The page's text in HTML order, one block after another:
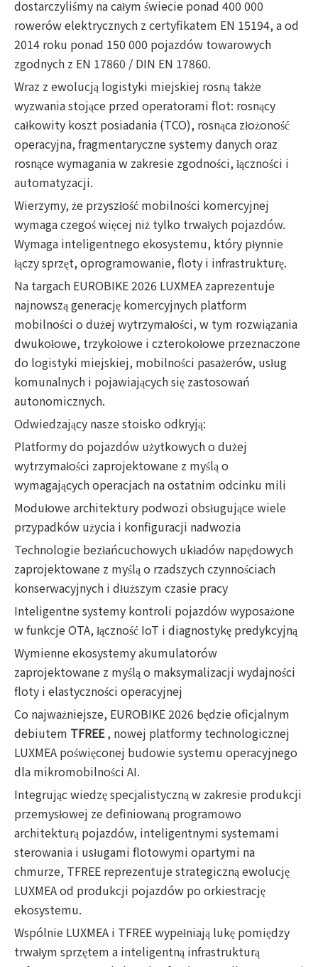
dostarczyliśmy na całym świecie ponad 400 000
rowerów elektrycznych z certyfikatem EN 15194, a od
2014 roku ponad 150 000 pojazdów towarowych
zgodnych z EN 17860 / DIN EN 17860.
Wraz z ewolucją logistyki miejskiej rosną także
wyzwania stojące przed operatorami flot: rosnący
całkowity koszt posiadania (TCO), rosnąca złożoność
operacyjna, fragmentaryczne systemy danych oraz
rosnące wymagania w zakresie zgodności, łączności i
automatyzacji.
Wierzymy, że przyszłość mobilności komercyjnej
wymaga czegoś więcej niż tylko trwałych pojazdów.
Wymaga inteligentnego ekosystemu, który płynnie
łączy sprzęt, oprogramowanie, floty i infrastrukturę.
Na targach EUROBIKE 2026 LUXMEA zaprezentuje
najnowszą generację komercyjnych platform
mobilności o dużej wytrzymałości, w tym rozwiązania
dwukołowe, trzykołowe i czterokołowe przeznaczone
do logistyki miejskiej, mobilności pasażerów, usług
komunalnych i pojawiających się zastosowań
autonomicznych.
Odwiedzający nasze stoisko odkryją:
Platformy do pojazdów użytkowych o dużej
wytrzymałości zaprojektowane z myślą o
wymagających operacjach na ostatnim odcinku mili
Modułowe architektury podwozi obsługujące wiele
przypadków użycia i konfiguracji nadwozia
Technologie bezłańcuchowych układów napędowych
zaprojektowane z myślą o rzadszych czynnościach
konserwacyjnych i dłuższym czasie pracy
Inteligentne systemy kontroli pojazdów wyposażone
w funkcje OTA, łączność IoT i diagnostykę predykcyjną
Wymienne ekosystemy akumulatorów
zaprojektowane z myślą o maksymalizacji wydajności
floty i elastyczności operacyjnej
Co najważniejsze, EUROBIKE 2026 będzie oficjalnym
debiutem TFREE, nowej platformy technologicznej
LUXMEA poświęconej budowie systemu operacyjnego
dla mikromobilności AI.
Integrując wiedzę specjalistyczną w zakresie produkcji
przemysłowej ze definiowaną programowo
architekturą pojazdów, inteligentnymi systemami
sterowania i usługami flotowymi opartymi na
chmurze, TFREE reprezentuje strategiczną ewolucję
LUXMEA od produkcji pojazdów po orkiestrację
ekosystemu.
Wspólnie LUXMEA i TFREE wypełniają lukę pomiędzy
trwałym sprzętem a inteligentną infrastrukturą